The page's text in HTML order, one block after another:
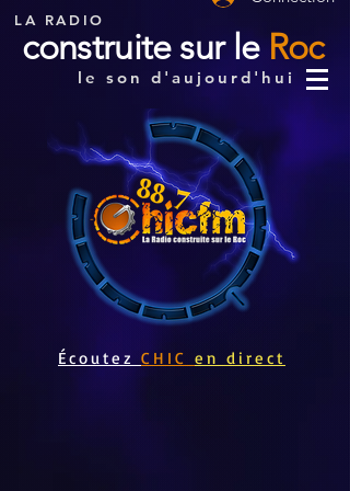
LA RADIO
construite sur leRoc
le son d'aujourd'hui
Écoutez CHIC en direct